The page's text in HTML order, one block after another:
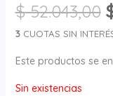
$52.043,00
3CUOTAS SIN
Este productos se
Sin existencias